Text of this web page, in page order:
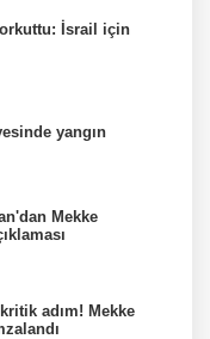
İsrail için
yangın
Mekke
adım! Mekke